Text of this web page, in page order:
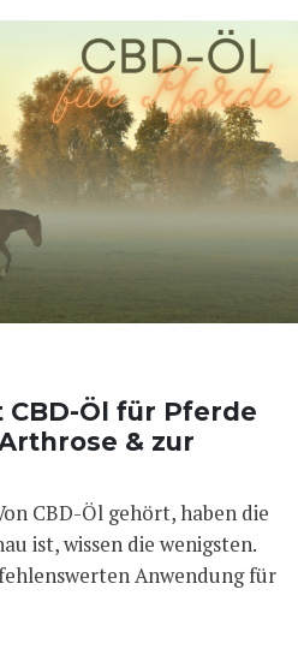
Öl für Pferde
& zur
CBD-Öl gehört, haben die
ist, wissen die wenigsten.
Anwendung für